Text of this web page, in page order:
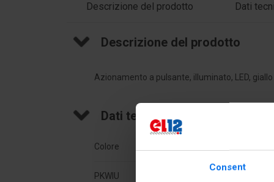
Consent
Descrizione del prodotto Dati
Descrizione del prodotto
Azionamento a pulsante, illuminato, LED, giallo
Dati tecnici
Colore
PKWIU